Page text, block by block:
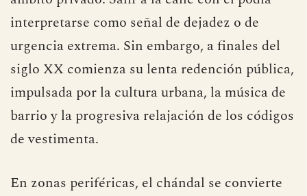
interpretarse como señal de dejadez o de
urgencia extrema. Sin embargo, a finales del
siglo XX comienza su lenta redención pública,
impulsada por la cultura urbana, la música de
barrio y la progresiva relajación de los códigos
de vestimenta.
En zonas periféricas, el chándal se convierte